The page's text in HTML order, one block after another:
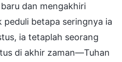
dan mengakhiri
peduli betapa seringnya ia
ia tetaplah seorang
di akhir zaman—Tuhan